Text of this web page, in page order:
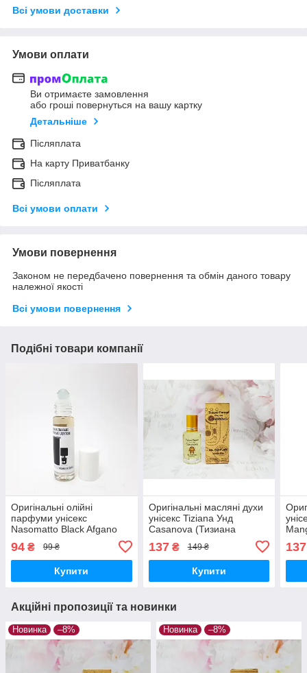
Всі умови доставки
Умови оплати
Ви отримаєте замовлення
або гроші повернуться на вашу картку
Детальніше
Післяплата
На карту Приватбанку
Післяплата
Всі умови оплати
Умови повернення
Законом не передбачено повернення та обмін даного товару
належної якості
Всі умови повернення
Подібні товари компанії
Оригінальні олійні
парфуми унісекс
Nasomatto Black Afgano
(Намото Блек Афгано) 9
мл
94 ₴ 99 ₴
Купити
Оригінальні масляні духи
унісекс Tiziana Унд
Casanova (Тизиана
Терензи Казанова) 12 мл
137₴ 149 ₴
Купити
137
Акційні пропозиції та новинки
Новинка –8% Новинка –8%